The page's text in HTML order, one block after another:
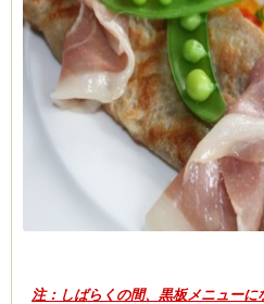
室・テイクアウト
注：しばらくの間、黒板メニュー